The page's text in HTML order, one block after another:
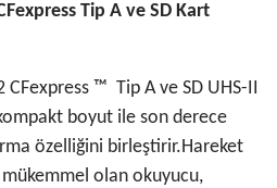
Tip A ve SD Kart
CFexpress ™ ️ Tip A ve SD UHS-II
boyut ile son derece
özelliğini birleştirir.Hareket
olan okuyucu,